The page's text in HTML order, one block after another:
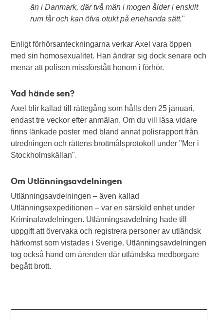
än i Danmark, där två män i mogen ålder i enskilt
rum får och kan öfva otukt på enehanda sätt."
Enligt förhörsanteckningarna verkar Axel vara öppen
med sin homosexualitet. Han ändrar sig dock senare och
menar att polisen missförstått honom i förhör.
Vad hände sen?
Axel blir kallad till rättegång som hålls den 25 januari,
endast tre veckor efter anmälan. Om du vill läsa vidare
finns länkade poster med bland annat polisrapport från
utredningen och rättens brottmålsprotokoll under "Mer i
Stockholmskällan".
Om Utlänningsavdelningen
Utlänningsavdelningen – även kallad
Utlänningsexpeditionen – var en särskild enhet under
Kriminalavdelningen. Utlänningsavdelning hade till
uppgift att övervaka och registrera personer av utländsk
härkomst som vistades i Sverige. Utlänningsavdelningen
tog också hand om ärenden där utländska medborgare
begått brott.